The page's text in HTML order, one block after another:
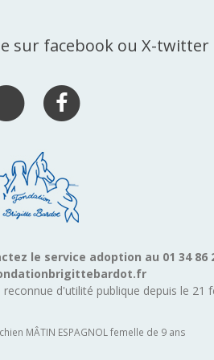
sur facebook ou X-twitter
le service adoption au 01 34 86
d'utilité publique depuis le 21
MÂTIN ESPAGNOL femelle de 9 ans